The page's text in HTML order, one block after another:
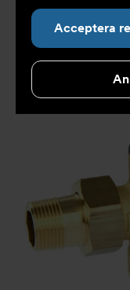
Acceptera